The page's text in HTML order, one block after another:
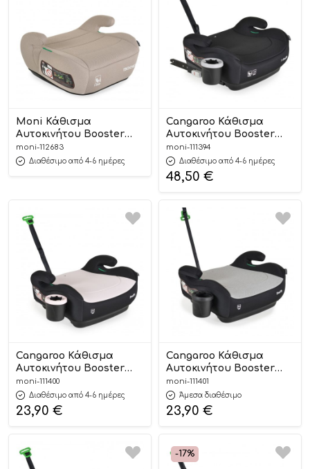
Moni Κάθισμα
Αυτοκινήτου Booster
Boost Beige 125-150cm
3801005153749
moni-112683
Διαθέσιμο από 4-6 ημέρες
Cangaroo Κάθισμα
Αυτοκινήτου Booster
Isofix I-Swift Black 125-
150cm 3801005152292
moni-111394
Διαθέσιμο από 4-6 ημέρες
48,50 €
Cangaroo Κάθισμα
Αυτοκινήτου Booster
Swift Pink 125-150cm
3801005152278
moni-111400
Διαθέσιμο από 4-6 ημέρες
23,90 €
Cangaroo Κάθισμα
Αυτοκινήτου Booster
Swift Grey 125-150cm
3801005152261
moni-111401
Άμεσα διαθέσιμο
23,90 €
-17%